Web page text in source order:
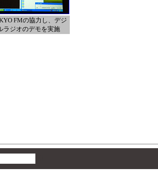
FMの協力し、デジ
ラジオのデモを実施